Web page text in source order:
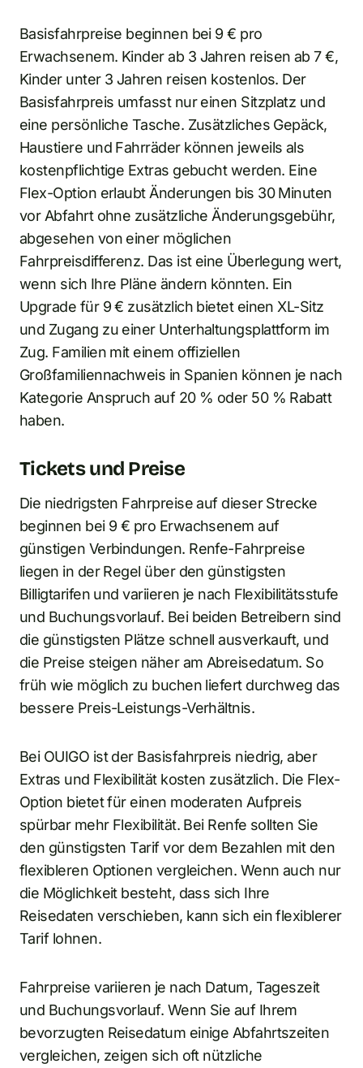
Basisfahrpreise beginnen bei 9 € pro
Erwachsenem. Kinder ab 3 Jahren reisen ab 7 €,
Kinder unter 3 Jahren reisen kostenlos. Der
Basisfahrpreis umfasst nur einen Sitzplatz und
eine persönliche Tasche. Zusätzliches Gepäck,
Haustiere und Fahrräder können jeweils als
kostenpflichtige Extras gebucht werden. Eine
Flex-Option erlaubt Änderungen bis 30 Minuten
vor Abfahrt ohne zusätzliche Änderungsgebühr,
abgesehen von einer möglichen
Fahrpreisdifferenz. Das ist eine Überlegung wert,
wenn sich Ihre Pläne ändern könnten. Ein
Upgrade für 9 € zusätzlich bietet einen XL-Sitz
und Zugang zu einer Unterhaltungsplattform im
Zug. Familien mit einem offiziellen
Großfamiliennachweis in Spanien können je nach
Kategorie Anspruch auf 20 % oder 50 % Rabatt
haben.
Tickets und Preise
Die niedrigsten Fahrpreise auf dieser Strecke
beginnen bei 9 € pro Erwachsenem auf
günstigen Verbindungen. Renfe-Fahrpreise
liegen in der Regel über den günstigsten
Billigtarifen und variieren je nach Flexibilitätsstufe
und Buchungsvorlauf. Bei beiden Betreibern sind
die günstigsten Plätze schnell ausverkauft, und
die Preise steigen näher am Abreisedatum. So
früh wie möglich zu buchen liefert durchweg das
bessere Preis-Leistungs-Verhältnis.
Bei OUIGO ist der Basisfahrpreis niedrig, aber
Extras und Flexibilität kosten zusätzlich. Die Flex-
Option bietet für einen moderaten Aufpreis
spürbar mehr Flexibilität. Bei Renfe sollten Sie
den günstigsten Tarif vor dem Bezahlen mit den
flexibleren Optionen vergleichen. Wenn auch nur
die Möglichkeit besteht, dass sich Ihre
Reisedaten verschieben, kann sich ein flexiblerer
Tarif lohnen.
Fahrpreise variieren je nach Datum, Tageszeit
und Buchungsvorlauf. Wenn Sie auf Ihrem
bevorzugten Reisedatum einige Abfahrtszeiten
vergleichen, zeigen sich oft nützliche